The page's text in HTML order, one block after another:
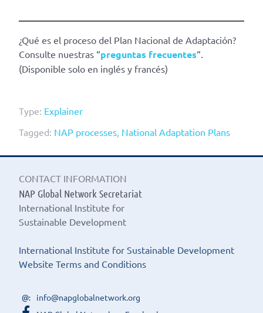
¿Qué es el proceso del Plan Nacional de Adaptación?
Consulte nuestras “preguntas frecuentes“.
(Disponible solo en inglés y francés)
Type: Explainer
Tagged: NAP processes National Adaptation Plans
CONTACT INFORMATION
NAP Global Network Secretariat
International Institute for
Sustainable Development
International Institute for Sustainable Development
Website Terms and Conditions
info@napglobalnetwork.org